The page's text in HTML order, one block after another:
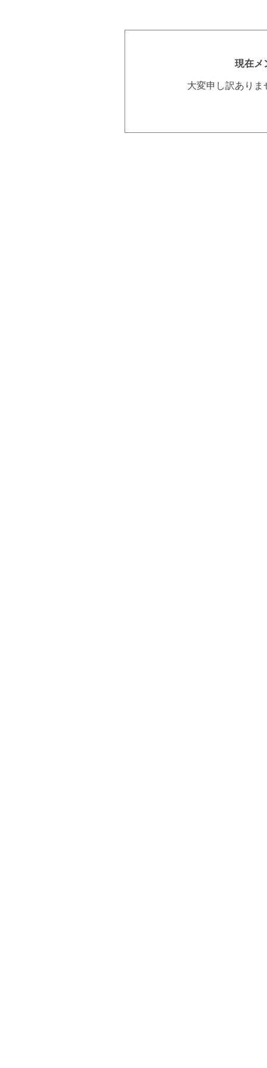
現在メ
大変申し訳あり